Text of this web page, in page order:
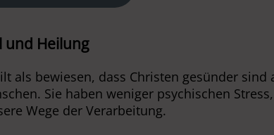
und Heilung
als bewiesen, dass Christen gesünder sind
Sie haben weniger psychischen
Wege der Verarbeitung.